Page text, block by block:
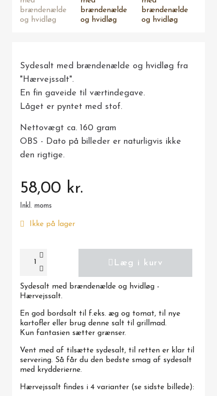
Sydesalt med brændenælde og hvidløg fra
"Hærvejssalt".
En fin gaveide til værtindegave.
Låget er pyntet med stof.
Nettovægt ca. 160 gram
OBS - Dato på billeder er naturligvis ikke
den rigtige.
58,00 kr.
Inkl. moms
Ikke på lager
Læg i kurv
Sydesalt med brændenælde og hvidløg -
Hærvejssalt.
En god bordsalt til f.eks. æg og tomat, til nye
kartofler eller brug denne salt til grillmad.
Kun fantasien sætter grænser.
Vent med af tilsætte sydesalt, til retten er klar til
servering. Så får du den bedste smag af sydesalt
med krydderierne.
Hærvejssalt findes i 4 varianter (se sidste billede):